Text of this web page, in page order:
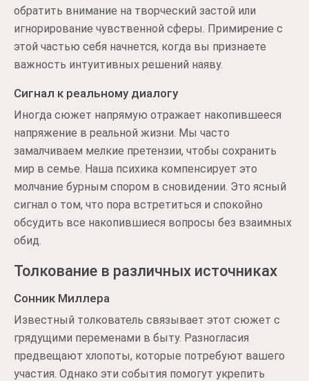
обратить внимание на творческий застой или
игнорирование чувственной сферы. Примирение с
этой частью себя начнется, когда вы признаете
важность интуитивных решений наяву.
Сигнал к реальному диалогу
Иногда сюжет напрямую отражает накопившееся
напряжение в реальной жизни. Мы часто
замалчиваем мелкие претензии, чтобы сохранить
мир в семье. Наша психика компенсирует это
молчание бурным спором в сновидении. Это ясный
сигнал о том, что пора встретиться и спокойно
обсудить все накопившиеся вопросы без взаимных
обид.
Толкование в различных источниках
Сонник Миллера
Известный толкователь связывает этот сюжет с
грядущими переменами в быту. Разногласия
предвещают хлопоты, которые потребуют вашего
участия. Однако эти события помогут укрепить